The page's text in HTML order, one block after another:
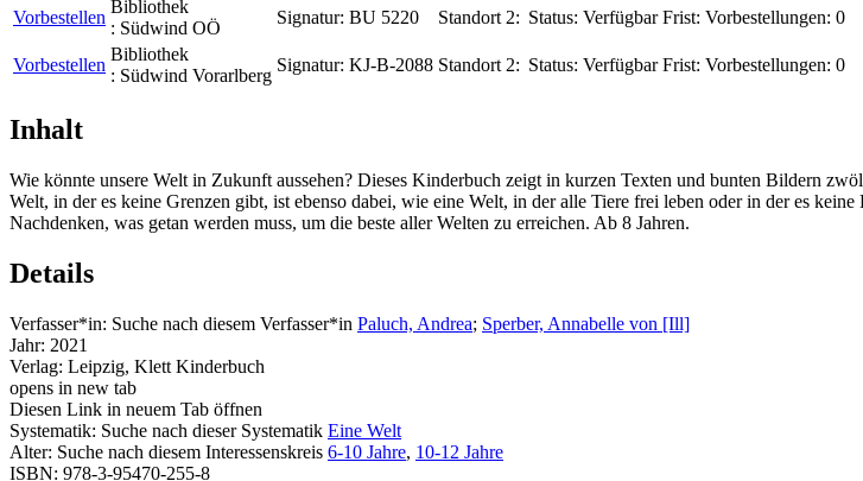
Vorbestellen
Bibliothek
: Südwind OÖ
Signatur: BU 5220 Standort 2: Status: Verfügbar Frist: Vorbestellungen: 0
Vorbestellen
Bibliothek
: Südwind Vorarlberg
Signatur: KJ-B-2088 Standort 2: Status: Verfügbar Frist: Vorbestellungen: 0
Inhalt
Wie könnte unsere Welt in Zukunft aussehen? Dieses Kinderbuch zeigt in kurzen Texten und bunten Bildern
Welt, in der es keine Grenzen gibt, ist ebenso dabei, wie eine Welt, in der alle Tiere frei leben oder in der es
Nachdenken, was getan werden muss, um die beste aller Welten zu erreichen. Ab 8 Jahren.
Details
Verfasser*in: Suche nach diesem Verfasser*in Paluch, Andrea; Sperber, Annabelle von [Ill]
Jahr: 2021
Verlag: Leipzig, Klett Kinderbuch
opens in new tab
Diesen Link in neuem Tab öffnen
Systematik: Suche nach dieser Systematik Eine Welt
Alter: Suche nach diesem Interessenskreis 6-10 Jahre, 10-12 Jahre
ISBN: 978-3-95470-255-8